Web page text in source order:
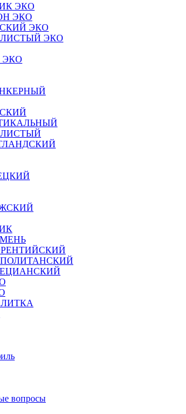
ЭКО
ЭКО
ЭКО
ЭКО
вопросы